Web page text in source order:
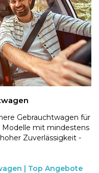
Gebrauchtwagen für
Modelle mit mindestens
Zuverlässigkeit -
| Top Angebote